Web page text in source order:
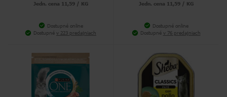
Jedn. cena 11,59 / KG
Dostupné online
Dostupné v 223 predajniach
Jedn. cena 11,59 / KG
Dostupné online
Dostupné v 76 predajniach